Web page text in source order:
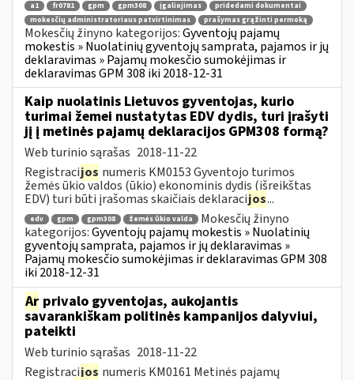
a1 fr0781 gpm gpm308 įgaliojimas
pridedami dokumentai
mokesčių administratoriaus patvirtinimas
prašymas grąžinti permoką
Mokesčių žinyno kategorijos:Gyventojų pajamų
mokestis » Nuolatinių gyventojų samprata, pajamos ir jų
deklaravimas » Pajamų mokesčio sumokėjimas ir
deklaravimas GPM 308 iki 2018-12-31
Kaip nuolatinis Lietuvos gyventojas, kurio
turimai žemei nustatytas EDV dydis, turi įrašyti
jį į metinės pajamų deklaracijos GPM308 formą?
Web turinio sąrašas 2018-11-22
Registracijos numeris KM0153 Gyventojo turimos
žemės ūkio valdos (ūkio) ekonominis dydis (išreikštas
EDV) turi būti įrašomas skaičiais deklaracijos...
edv gpm gpm308 žemės ūkio valda
Mokesčių žinyno
kategorijos:Gyventojų pajamų mokestis » Nuolatinių
gyventojų samprata, pajamos ir jų deklaravimas »
Pajamų mokesčio sumokėjimas ir deklaravimas GPM 308
iki 2018-12-31
Ar privalo gyventojas, aukojantis
savarankiškam politinės kampanijos dalyviui,
pateikti
Web turinio sąrašas 2018-11-22
Registracijos numeris KM0161 Metinės pajamų